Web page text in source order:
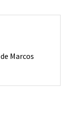
Marcos